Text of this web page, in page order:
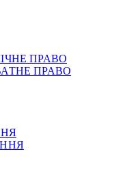
ПРАВО
ПРАВО